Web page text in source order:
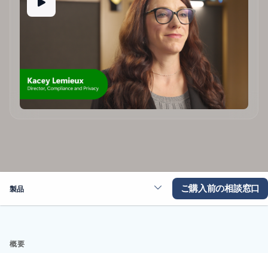
製品 ご購入前の相談窓口
概要